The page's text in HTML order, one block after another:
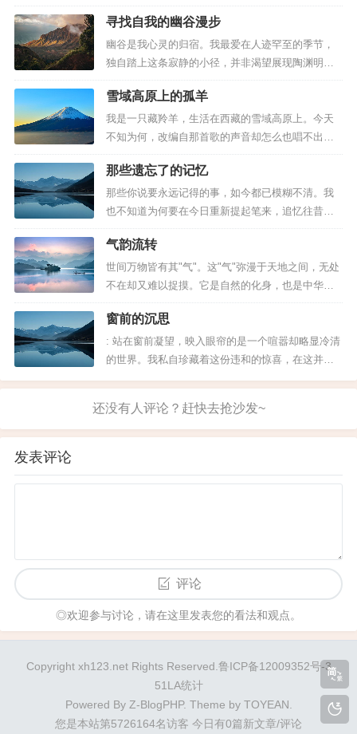
在无边的荒原才可能成为一种图腾。草原驯化了它
的野性，它的狂怒，教会它们用生命厮杀，而离开
了这里——孕育它门的母亲之地，便会失去它们的
源根，或者将幻化成迷途的羊。 中华民族的母亲情
结更多的倾注在脚下的那一方黄...
寻找自我的幽谷漫步
幽谷是我心灵的归宿。我最爱在人迹罕至的季节，
独自踏上这条寂静的小径，并非渴望展现陶渊明般
的隐士风范，也并非追求"踏雪寻梅"的浪漫或"独钓
寒江雪"的超脱。我只是希望能远离人类自定的规
则，融入自然之中，涤荡心灵，在喧嚣都市中迷失
的真我可以在此找回。 宁静的深潭仿佛一位隐藏锋
芒的隐士，倒映着夕阳淡淡...
雪域高原上的孤羊
我是一只藏羚羊，生活在西藏的雪域高原上。今天
不知为何，改编自那首歌的声音却怎么也唱不出
来，仿佛喉咙被什么东西卡住了似的。往日里在同
伴中广受欢迎的歌声此刻竟成了奢望。 想起曾经那
段无忧无虑的日子，我的心中便涌起满腔悲愤与怀
念。那时候的雪域高原是一片生机勃勃的乐土，驯
鹿等伙伴们环绕在我身旁，我们...
那些遗忘了的记忆
那些你说要永远记得的事，如今都已模糊不清。我
也不知道为何要在今日重新提起笔来，追忆往昔。
尽管早已决定将你忘记，甚至删掉了你的联系方
式，切断了所有联系的线索，可内心却从未感到一
丝后悔。 我只是渴望重温那段被美化过的年华，却
发现回忆并非那么回事。它像一团乱麻堵在心头，
让我费解又心虚地想修改那些记...
气韵流转
世间万物皆有其"气"。这"气"弥漫于天地之间，无处
不在却又难以捉摸。它是自然的化身，也是中华文
明生生不息的根本所在。在这片古老的土地
上，"气"与人的生活密不可分：武学追求"行云流
水"之境，道家讲究"人气和一"之道，无不彰显着中
国人对"气"的理解与传承。 中国人的处世哲学，向
窗前的沉思
: 站在窗前凝望，映入眼帘的是一个喧嚣却略显冷清
的世界。我私自珍藏着这份违和的惊喜，在这并不
圆满的人间烟火中，执着地等待着属于我的未来。
种心境如同孩子般天真，带着对世界单纯的憧憬，
却又免不了被现实束缚。灰暗与尘嚣逐渐吞噬了原
发表评论
评论
◎欢迎参与讨论，请在这里发表您的看法和观点。
Copyright xh123.net Rights Reserved.鲁ICP备12009352号-3
51LA统计
Powered By Z-BlogPHP. Theme by TOYEAN
您是本站第5726164名访客 今日有0篇新文章/评论